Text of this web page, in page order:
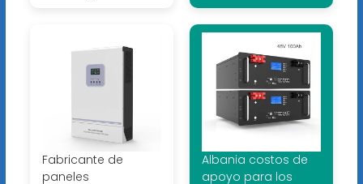
Fabricante de
paneles
Albania costos de
apoyo para los